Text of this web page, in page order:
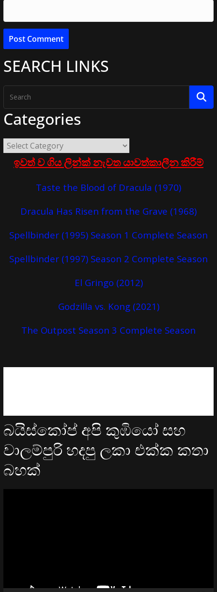
SEARCH LINKS
Categories
ඉවත් ව ගිය ලින්ක් නැවත යාවත්කාලීන කිරීම්
Taste the Blood of Dracula (1970)
Dracula Has Risen from the Grave (1968)
Spellbinder (1995) Season 1 Complete Season
Spellbinder (1997) Season 2 Complete Season
El Gringo (2012)
Godzilla vs. Kong (2021)
The Outpost Season 3 Complete Season
බයිස්කෝප් අපි කුඹියෝ සහ
වාලම්පුරි හදපු ලකා එක්ක කතා
බහක්